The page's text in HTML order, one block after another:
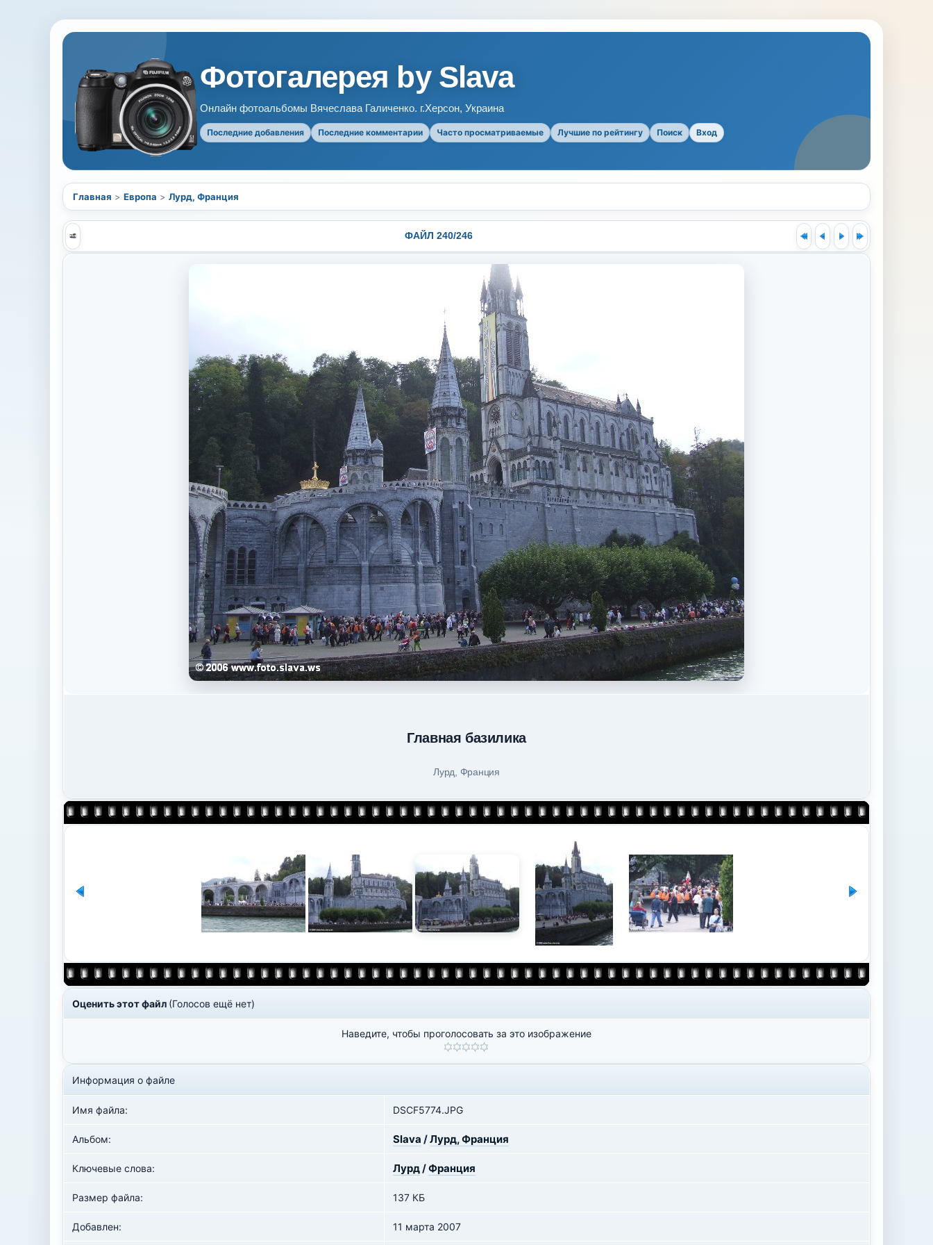
Фотогалерея by Slava
Онлайн фотоальбомы Вячеслава Галиченко. г.Херсон, Украина
Последние добавления Последние комментарии Часто просматриваемые Лучшие по рейтингу Поиск Вход
Главная > Европа > Лурд, Франция
ФАЙЛ 240/246
Главная базилика
Лурд, Франция
Оценить этот файл (Голосов ещё нет)
Наведите, чтобы проголосовать за это изображение
Информация о файле
Имя файла: DSCF5774.JPG
Альбом: Slava /Лурд, Франция
Ключевые слова: Лурд/Франция
Размер файла: 137 КБ
Добавлен: 11 марта 2007